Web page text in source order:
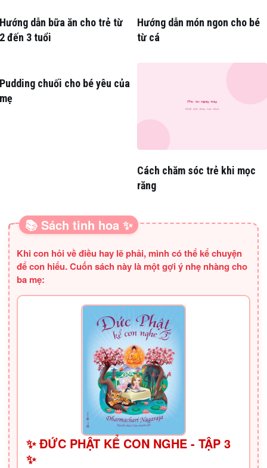
Hướng dẫn bữa ăn cho trẻ từ
2 đến 3 tuổi
Hướng dẫn món ngon cho bé
từ cá
Pudding chuối cho bé yêu của
mẹ
Cách chăm sóc trẻ khi mọc
răng
SÁCH HAY CHO BA MẸ
📚 Sách tinh hoa ✨
Khi con hỏi về điều hay lẽ phải, mình có thể kể chuyện
để con hiểu. Cuốn sách này là một gợi ý nhẹ nhàng cho
ba mẹ:
✨ ĐỨC PHẬT KỂ CON NGHE - TẬP 3
✨